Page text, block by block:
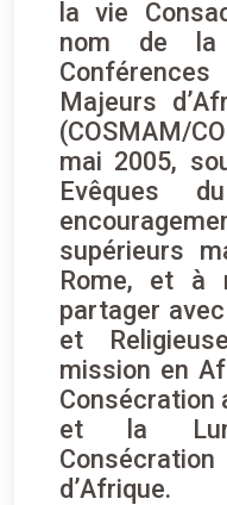
la vie
nom de la
Majeurs
(COSMAM/
mai 2005,
Evêques
supérieurs
Rome, et à
partager
et
mission en
Consécration
et la
d’Afrique.